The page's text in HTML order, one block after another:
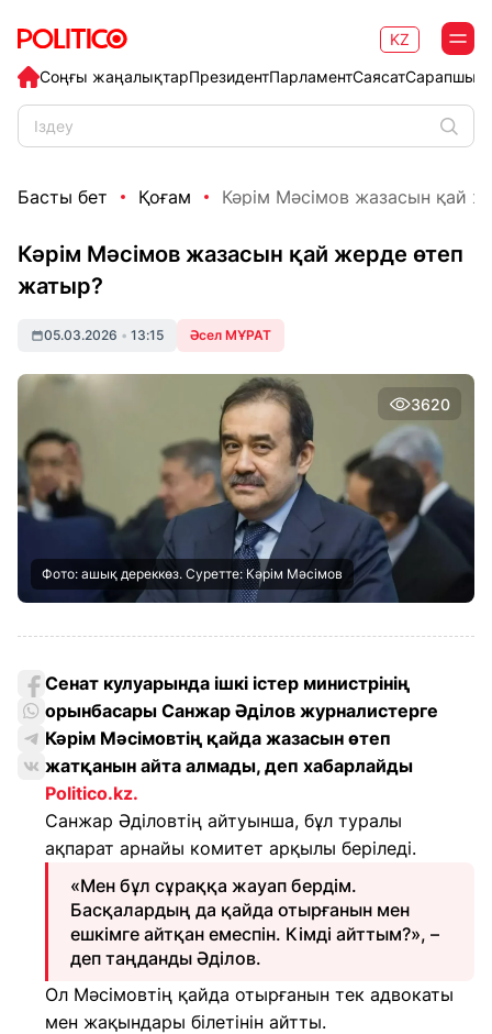
Соңғы жаңалықтарПрезидентПарламентСаясат
KZ
Басты бет Қоғам Кәрім Мәсімов жазасын қай
Кәрім Мәсімов жазасын қай жерде өтеп
жатыр?
05.03.2026 • 13:15 Әсел МҰРАТ
3620
Фото: ашық дереккөз. Суретте: Кәрім Мәсімов
Сенат кулуарында ішкі істер министрінің
орынбасары Санжар Әділов журналистерге
Кәрім Мәсімовтің қайда жазасын өтеп
жатқанын айта алмады, деп хабарлайды
Politico.kz.
Санжар Әділовтің айтуынша, бұл туралы
ақпарат арнайы комитет арқылы беріледі.
«Мен бұл сұраққа жауап бердім.
Басқалардың да қайда отырғанын мен
ешкімге айтқан емеспін. Кімді айттым?», –
деп таңданды Әділов.
Ол Мәсімовтің қайда отырғанын тек адвокаты
мен жақындары білетінін айтты.